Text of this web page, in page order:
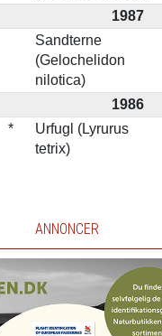
1987
Sandterne
(Gelochelidon
nilotica)
1986
*
Urfugl (Lyrurus
tetrix)
ANNONCER